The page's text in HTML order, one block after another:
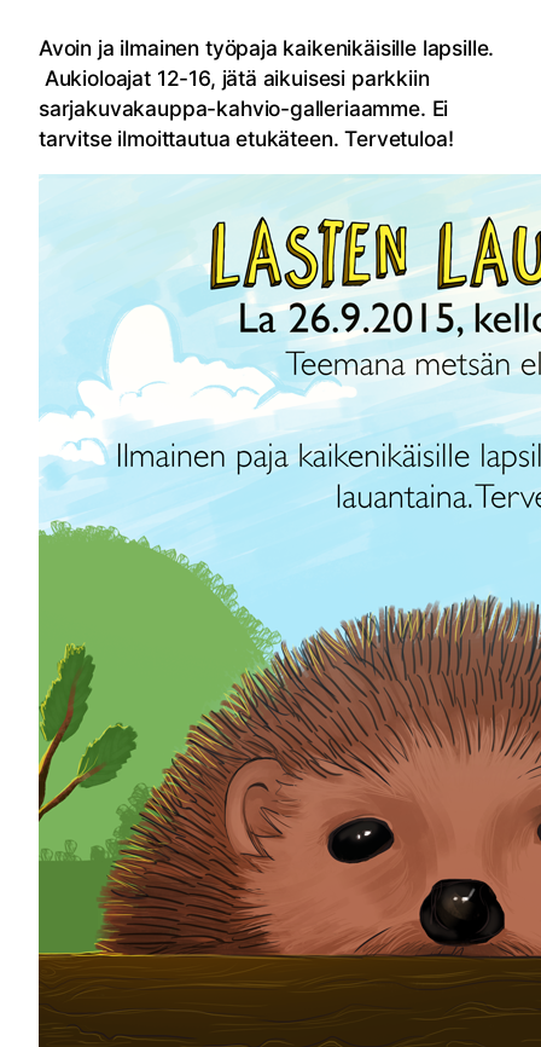
Avoin ja ilmainen työpaja kaikenikäisille lapsille.
Aukioloajat 12-16, jätä aikuisesi parkkiin
sarjakuvakauppa-kahvio-galleriaamme. Ei
tarvitse ilmoittautua etukäteen. Tervetuloa!